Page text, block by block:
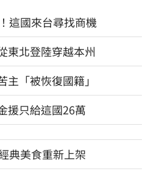
這國來台尋找商機
北登陸穿越本州
「被恢復國籍」
援只給這國26萬
典美食重新上架